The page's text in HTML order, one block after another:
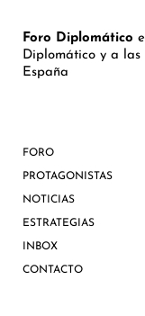
Foro Diplomático
Diplomático y a las
España
FORO
PROTAGONISTAS
NOTICIAS
ESTRATEGIAS
INBOX
CONTACTO